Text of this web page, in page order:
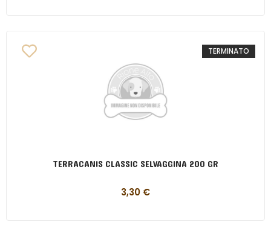
TERMINATO
TERRACANIS CLASSIC SELVAGGINA 200 GR
3,30 €